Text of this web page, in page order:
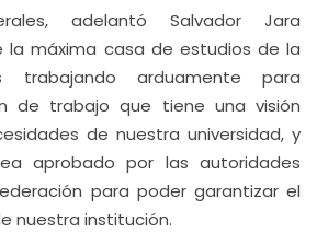
adelantó Salvador Jara
la máxima casa de estudios de la
trabajando arduamente para
de trabajo que tiene una visión
de nuestra universidad, y
aprobado por las autoridades
para poder garantizar el
nuestra institución.